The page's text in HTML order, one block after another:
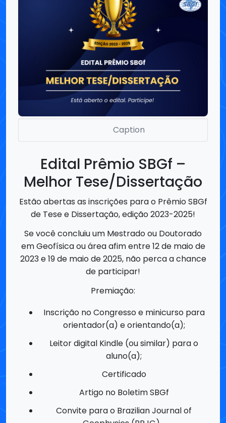
Edital Prêmio SBGf –
Melhor Tese/Dissertação
Estão abertas as inscrições para o Prêmio SBGf
de Tese e Dissertação, edição 2023-2025!
Se você concluiu um Mestrado ou Doutorado
em Geofísica ou área afim entre 12 de maio de
2023 e 19 de maio de 2025, não perca a chance
de participar!
Premiação:
⁠Inscrição no Congresso e minicurso para
aluno(a);
Certificado
Artigo no Boletim SBGf
Convite para o Brazilian Journal of
Workshop de Teses e Dissertações no 19th SBGf